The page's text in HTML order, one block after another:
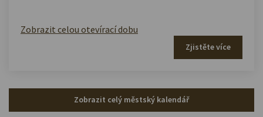
Zobrazit celou otevírací dobu
Zjistěte více
Zobrazit celý městský kalendář